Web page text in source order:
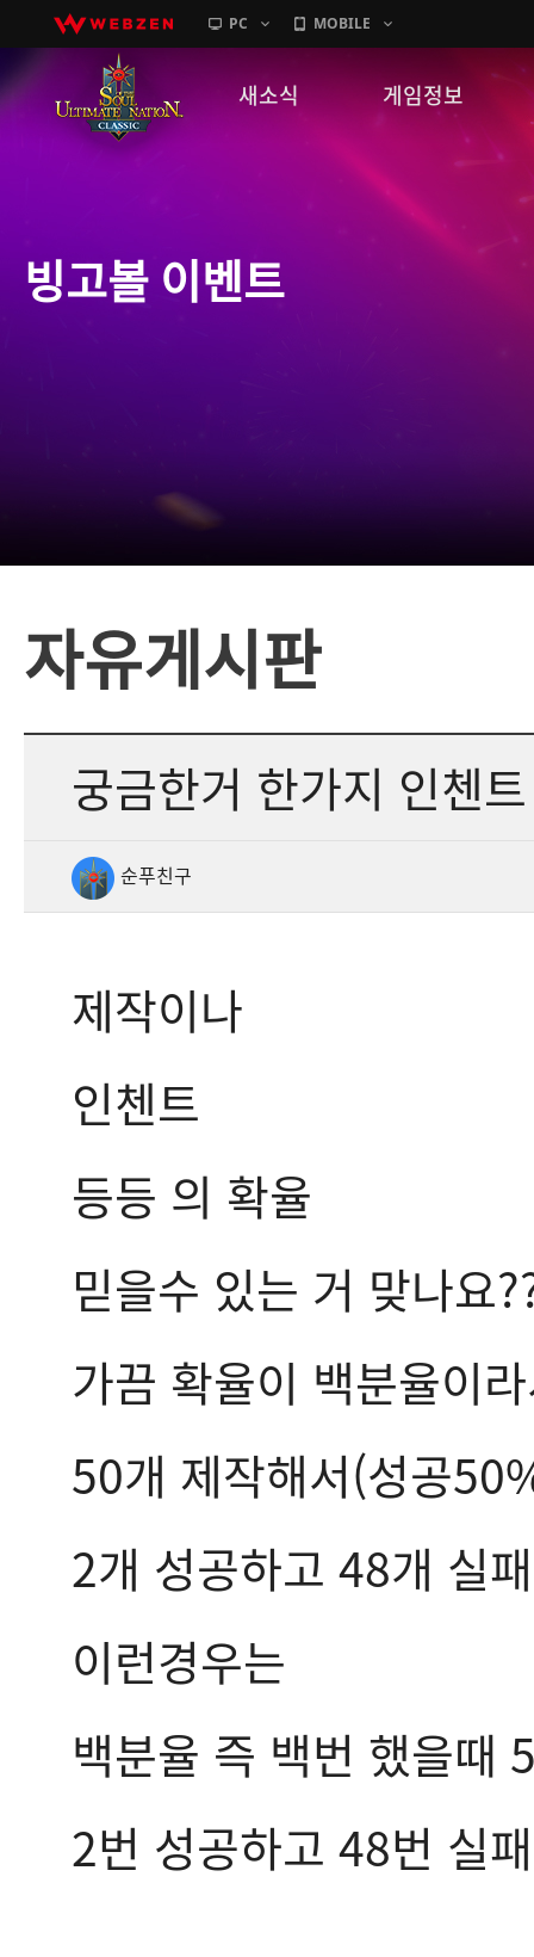
PC MOBILE
새소식
GM노트
게임정보
캐릭터소개
빙고볼 이벤트
자유게시판
궁금한거 한가지 인첸
순푸친구
제작이나
인첸트
등등 의 확율
믿을수 있는 거 맞나요
가끔 확율이 백분율이
50개 제작해서(성공
2개 성공하고 48개 실
이런경우는
백분율 즉 백번 했을때
2번 성공하고 48번 실